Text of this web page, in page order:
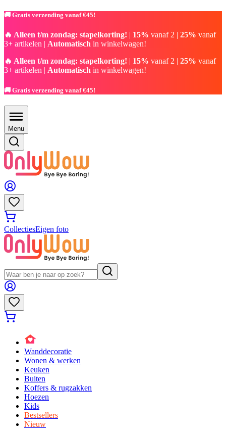
🚚 Gratis verzending vanaf €45!
🔥 Alleen t/m zondag: stapelkorting! | 15% vanaf 2 | 25% vanaf
3+ artikelen | Automatisch in winkelwagen!
🔥 Alleen t/m zondag: stapelkorting! | 15% vanaf 2 | 25% vanaf
3+ artikelen | Automatisch in winkelwagen!
🚚 Gratis verzending vanaf €45!
Menu
CollectiesEigen foto
Wanddecoratie
Wonen & werken
Keuken
Buiten
Koffers & rugzakken
Hoezen
Kids
Bestsellers
Nieuw